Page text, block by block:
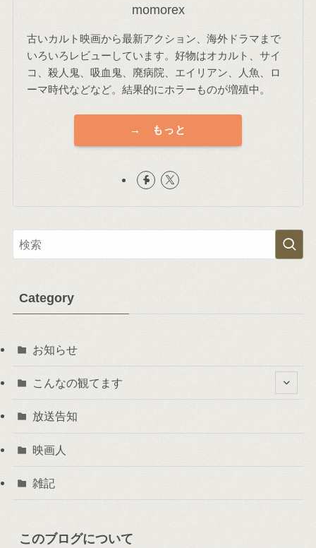
momorex
古いカルト映画から最新アクション、海外ドラマまで
いろいろレビューしています。好物はオカルト、サイ
コ、殺人鬼、吸血鬼、廃病院、エイリアン、人魚、ロ
ーマ時代などなど。結果的にホラーものが増殖中。
→ もっと
Category
お知らせ
こんなの観てます
放送告知
映画人
雑記
このブログについて